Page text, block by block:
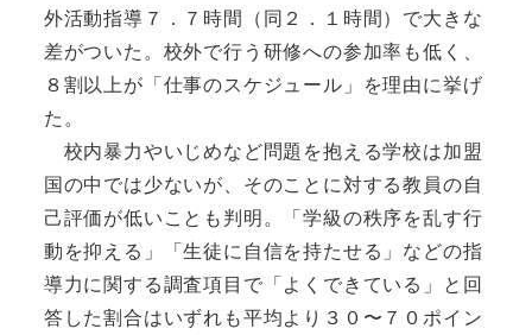
外活動指導７．７時間（同２．１時間）で大きな
差がついた。校外で行う研修への参加率も低く、
８割以上が「仕事のスケジュール」を理由に挙げ
た。
校内暴力やいじめなど問題を抱える学校は加盟
国の中では少ないが、そのことに対する教員の自
己評価が低いことも判明。「学級の秩序を乱す行
動を抑える」「生徒に自信を持たせる」などの指
導力に関する調査項目で「よくできている」と回
答した割合はいずれも平均より３０〜７０ポイン